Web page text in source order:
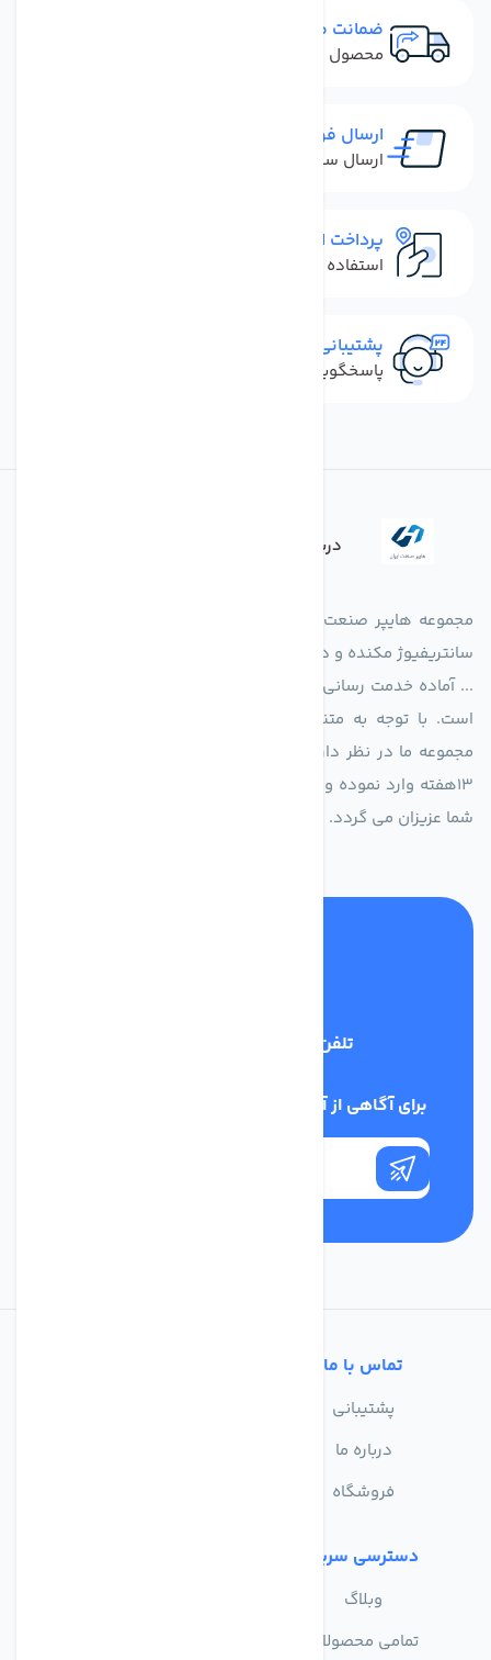
ضمانت مرجوعی
محصول نباید آسیب دیده باشد
ارسال فوری
ارسال سفارش در کمترین زمان ممکن
پرداخت امن
استفاده از روش‌های پرداخت امن
پشتیبانی سریع
پاسخگویی سریع به تماس‌ها و پیام‌ها
درباره فروشگاه
مجموعه هایپر صنعت ایران در امر تولید و واردات انواع فن های
سانتریفیوژ مکنده و دمنده آکسیال، سقفی، بین کانالی، مرغداری و
... آماده خدمت رسانی به شرکت های تولیدی، صنعتی و ساختمانی
است. با توجه به متنوع بودن فن های تولیدی کمپانی اروپایی
مجموعه ما در نظر دارد کالاهای تخصصی شما عزیزان رو در صرف
13هفته وارد نموده و این عمر باعث صرفه جویی در هزینه و زمان
شما عزیزان می گردد.
تلفن پشتیبانی
برای آگاهی از آخرین اخبار در خبرنامه ما عضو شوید
تماس با ما
پشتیبانی
درباره ما
فروشگاه
دسترسی سریع
وبلاگ
تمامی محصولات